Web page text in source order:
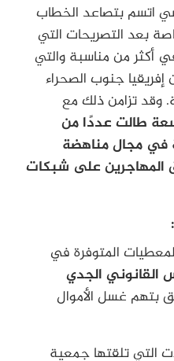
اتسم بتصاعد الخطاب
بعد التصريحات التي
أكثر من مناسبة والتي
جنوب الصحراء
وقد تزامن ذلك مع
طالت عددًا من
في مجال مناهضة
المهاجرين على شبكات
المتوفرة في
القانوني الجدي
بتهم غسل الأموال
التي تلقتها جمعية